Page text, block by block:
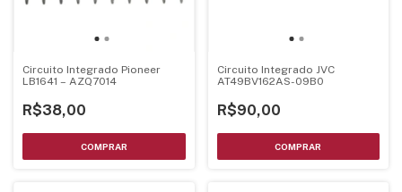
Circuito Integrado Pioneer
LB1641 – AZQ7014
R$38,00
Circuito Integrado JVC
AT49BV162AS-09B0
R$90,00